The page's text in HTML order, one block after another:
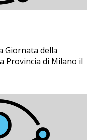
Giornata della
Provincia di Milano il